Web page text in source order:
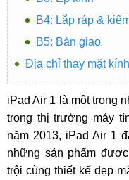
B4: Lắp ráp &
B5: Bàn giao
Địa chỉ thay mặt
iPad Air 1 là một trong
trong thị trường máy
năm 2013, iPad Air 1
những sản phẩm
trội cùng thiết kế đẹp